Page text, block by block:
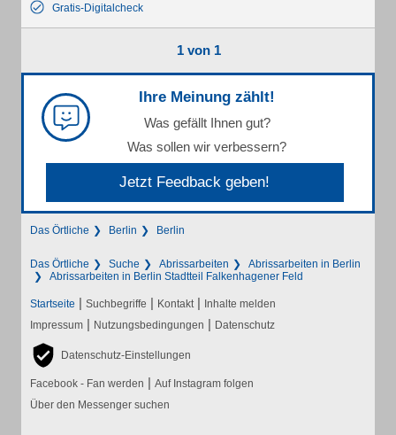
Gratis-Digitalcheck
1 von 1
Ihre Meinung zählt!
Was gefällt Ihnen gut?
Was sollen wir verbessern?
Jetzt Feedback geben!
Das Örtliche Berlin Berlin
Das Örtliche Suche Abrissarbeiten
Abrissarbeiten in Berlin
Abrissarbeiten in Berlin Stadtteil Falkenhagener Feld
Startseite | Suchbegriffe | Kontakt | Inhalte melden
Impressum | Nutzungsbedingungen | Datenschutz
Datenschutz-Einstellungen
Facebook - Fan werden | Auf Instagram folgen
Über den Messenger suchen